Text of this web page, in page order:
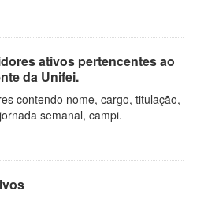
ativos pertencentes ao
da Unifei.
contendo nome, cargo, titulação,
semanal, campi.